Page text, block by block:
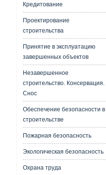
Кредитование
Проектирование
строительства
Принятие в эксплуатацию
завершенных объектов
Незавершенное
строительство. Консервация.
Снос
Обеспечение безопасности в
строительстве
Пожарная безопасность
Экологическая безопасность
Охрана труда